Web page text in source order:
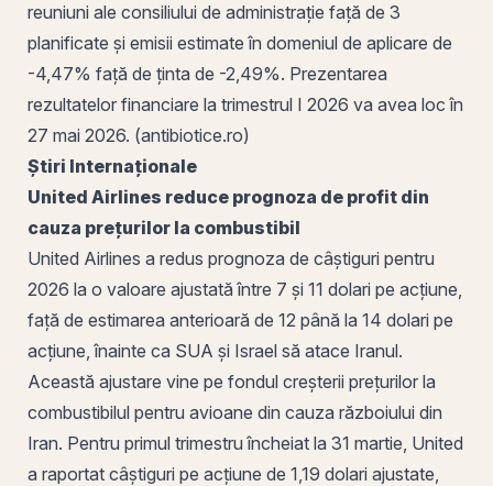
reuniuni ale consiliului de administrație față de 3
planificate și emisii estimate în domeniul de aplicare de
-4,47% față de ținta de -2,49%. Prezentarea
rezultatelor financiare la trimestrul I 2026 va avea loc în
27 mai 2026. (antibiotice.ro)
Știri Internaționale
United Airlines reduce prognoza de profit din
cauza prețurilor la combustibil
United Airlines a redus prognoza de câștiguri pentru
2026 la o valoare ajustată între 7 și 11 dolari pe acțiune,
față de estimarea anterioară de 12 până la 14 dolari pe
acțiune, înainte ca SUA și Israel să atace Iranul.
Această ajustare vine pe fondul creșterii prețurilor la
combustibilul pentru avioane din cauza războiului din
Iran. Pentru primul trimestru încheiat la 31 martie, United
a raportat câștiguri pe acțiune de 1,19 dolari ajustate,